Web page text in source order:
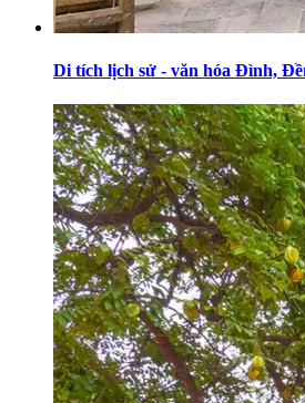
Di tích lịch sử - văn hóa Đình,